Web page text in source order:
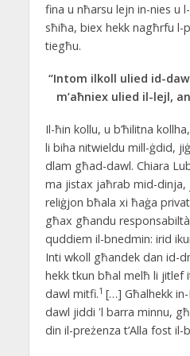
fina u nħarsu lejn in-nies u
sħiħa, biex hekk nagħrfu l-
tiegħu.
“Intom ilkoll ulied id-
m’aħniex ulied il-lejl,
Il-ħin kollu, u b’ħilitna
li biha nitwieldu mill-ġdid,
dlam għad-dawl. Chiara
ma jistax jaħrab mid-dinja,
reliġjon bħala xi ħaġa
għax għandu
quddiem il-bnedmin: irid
Inti wkoll għandek dan id-
hekk tkun bħal melħ li
dawl mitfi.1 […] Għalhekk
dawl jiddi ʹl barra minnu,
din il-preżenza t’Alla fost il-